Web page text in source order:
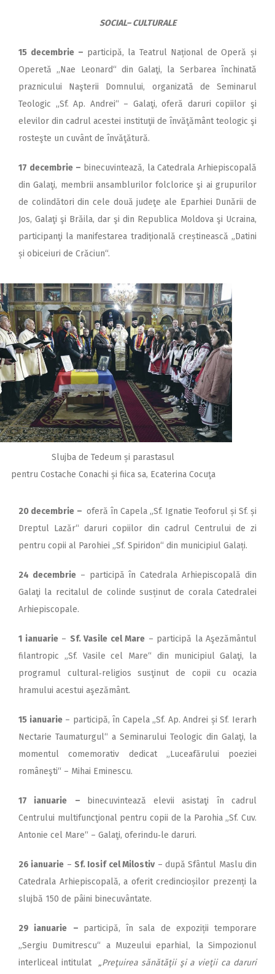
SOCIAL– CULTURALE
15 decembrie – participă, la Teatrul Național de Operă și
Operetă ,,Nae Leonard“ din Galaţi, la Serbarea închinată
praznicului Naşterii Domnului, organizată de Seminarul
Teologic ,,Sf. Ap. Andrei“ – Galaţi, oferă daruri copiilor şi
elevilor din cadrul acestei instituţii de învăţământ teologic şi
rosteşte un cuvânt de învăţătură.
17 decembrie – binecuvintează, la Catedrala Arhiepiscopală
din Galaţi, membrii ansamblurilor folclorice şi ai grupurilor
de colindători din cele două judeţe ale Eparhiei Dunării de
Jos, Galaţi şi Brăila, dar şi din Republica Moldova şi Ucraina,
participanţi la manifestarea tradițională creștinească „Datini
și obiceiuri de Crăciun“.
Slujba de Tedeum și parastasul
pentru Costache Conachi și fiica sa, Ecaterina Cocuţa
20 decembrie – oferă în Capela „Sf. Ignatie Teoforul și Sf. și
Dreptul Lazăr“ daruri copiilor din cadrul Centrului de zi
pentru copii al Parohiei „Sf. Spiridon“ din municipiul Galați.
24 decembrie– participă în Catedrala Arhiepiscopală din
Galaţi la recitalul de colinde susținut de corala Catedralei
Arhiepiscopale.
1 ianuarie– Sf. Vasile cel Mare – participă la Aşezământul
filantropic „Sf. Vasile cel Mare“ din municipiul Galaţi, la
programul cultural‑religios susţinut de copii cu ocazia
hramului acestui aşezământ.
15 ianuarie– participă, în Capela „Sf. Ap. Andrei și Sf. Ierarh
Nectarie Taumaturgul“ a Seminarului Teologic din Galaţi, la
momentul comemorativ dedicat „Luceafărului poeziei
româneşti“ – Mihai Eminescu.
17 ianuarie – binecuvintează elevii asistaţi în cadrul
Centrului multifuncţional pentru copii de la Parohia „Sf. Cuv.
Antonie cel Mare“ – Galaţi, oferindu‑le daruri.
26 ianuarie – Sf. Iosif cel Milostiv – după Sfântul Maslu din
Catedrala Arhiepiscopală, a oferit credincioșilor prezenți la
slujbă 150 de pâini binecuvântate.
29 ianuarie – participă, în sala de expoziții temporare
„Sergiu Dumitrescu“ a Muzeului eparhial, la Simpozionul
interliceal intitulat „Preţuirea să­nătăţii şi a vieţii ca daruri